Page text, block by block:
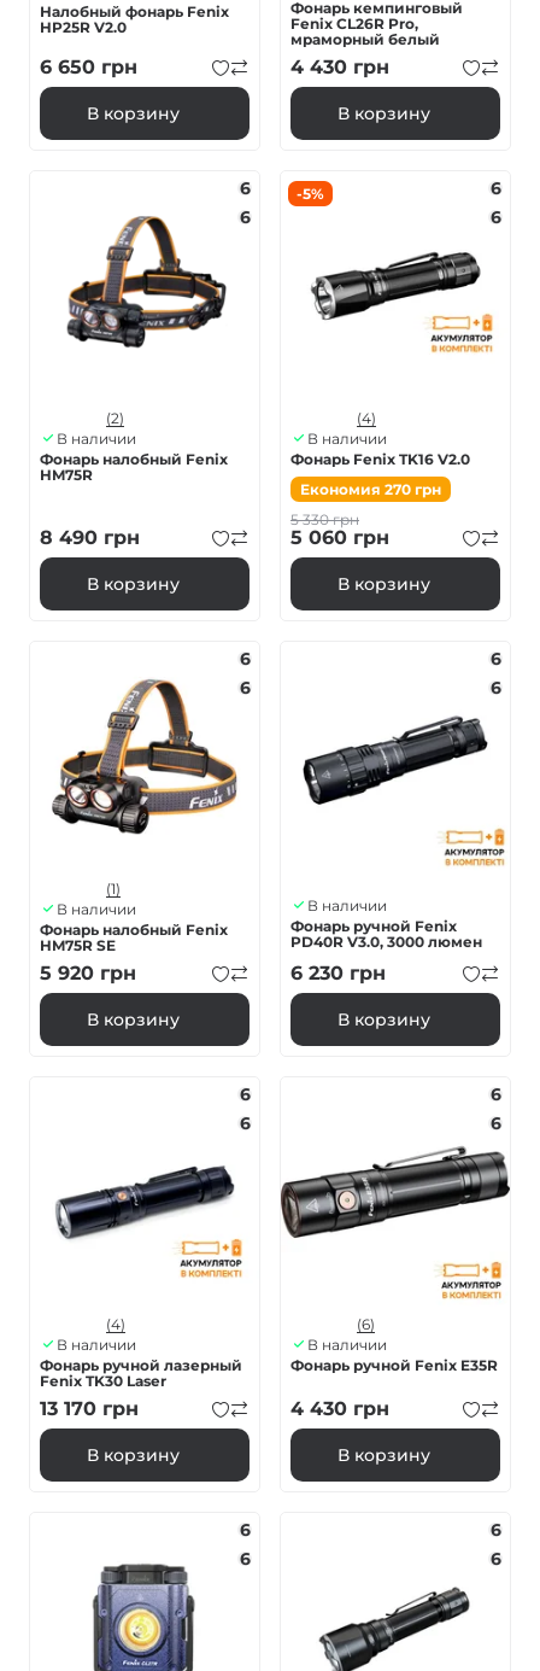
Налобный фонарь Fenix
HP25R V2.0
6 650 грн
В корзину
Фонарь кемпинговый
Fenix ​​CL26R Pro,
мраморный белый
4 430 грн
В корзину
6
6
(2)
В наличии
Фонарь налобный Fenix
HM75R
8 490 грн
В корзину
-5%
6
6
(4)
В наличии
Фонарь Fenix TK16 V2.0
Економия 270 грн
5 330грн
5 060 грн
В корзину
6
6
(1)
В наличии
Фонарь налобный Fenix ​​
HM75R SE
5 920 грн
В корзину
6
6
В наличии
Фонарь ручной Fenix
PD40R V3.0, 3000 люмен
6 230 грн
В корзину
6
6
(4)
В наличии
Фонарь ручной лазерный
Fenix ​​TK30 Laser
13 170 грн
В корзину
6
6
(6)
В наличии
Фонарь ручной Fenix ​​E35R
4 430 грн
В корзину
6
6
6
6